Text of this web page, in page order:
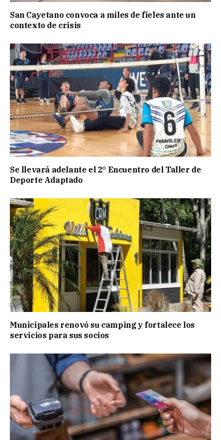
San Cayetano convoca a miles de fieles ante un
contexto de crisis
Se llevará adelante el 2° Encuentro del Taller de
Deporte Adaptado
Municipales renovó su camping y fortalece los
servicios para sus socios